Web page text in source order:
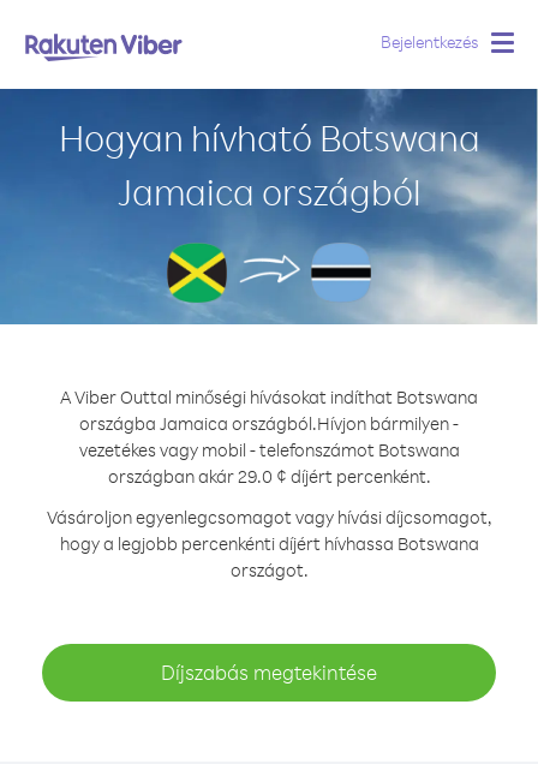
Bejelentkezés
Hogyan hívható Botswana
Jamaica országból
A Viber Outtal minőségi hívásokat indíthat Botswana
országba Jamaica országból.Hívjon bármilyen -
vezetékes vagy mobil - telefonszámot Botswana
országban akár 29.0 ¢ díjért percenként.
Vásároljon egyenlegcsomagot vagy hívási díjcsomagot,
hogy a legjobb percenkénti díjért hívhassa Botswana
országot.
Díjszabás megtekintése